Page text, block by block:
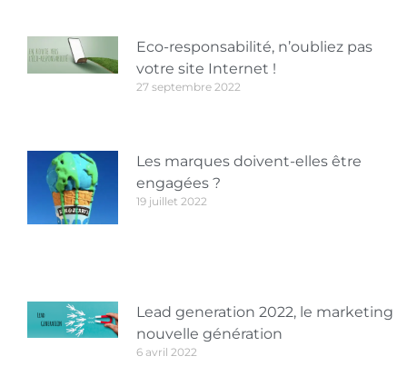
Eco-responsabilité, n’oubliez pas
votre site Internet !
27 septembre 2022
Les marques doivent-elles être
engagées ?
19 juillet 2022
Lead generation 2022, le marketing
nouvelle génération
6 avril 2022